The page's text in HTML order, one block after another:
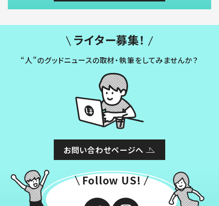
ライター募集！
“人”のグッドニュースの取材・執筆をしてみませんか？
お問い合わせページへ
Follow US!